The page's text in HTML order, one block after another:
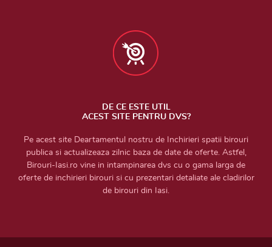
DE CE ESTE UTIL
ACEST SITE PENTRU DVS?
Pe acest site Deartamentul nostru de Inchirieri spatii birouri
publica si actualizeaza zilnic baza de date de oferte. Astfel,
Birouri-Iasi.ro vine in intampinarea dvs cu o gama larga de
oferte de inchirieri birouri si cu prezentari detaliate ale cladirilor
de birouri din Iasi.